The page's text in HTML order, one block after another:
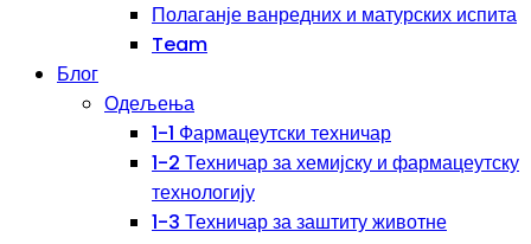
Полаганје ванредних и матурских испита
Team
Блог
Одељења
1-1 Фармацеутски техничар
1-2 Техничар за хемијску и фармацеутску
технологију
1-3 Техничар за заштиту животне